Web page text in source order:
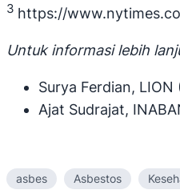
3 https://
Untuk informasi lebih
Surya Ferdian,
Ajat Sudrajat,
asbes Asbestos